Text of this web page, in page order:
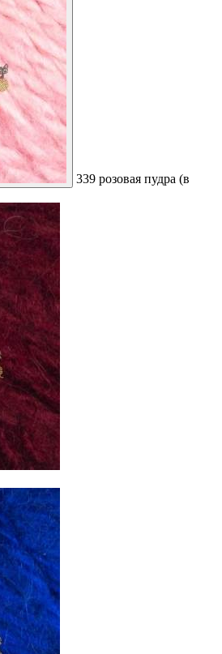
339 розовая пудра (в